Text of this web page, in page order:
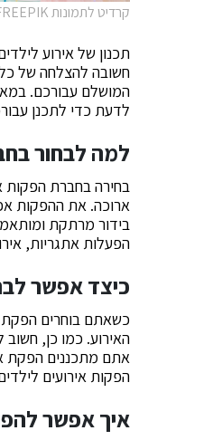
קרדיט לתמונות FREEPIK
תכנון של אירוע
חשובה להצלחה של כל
המושלם עבורכם.
לדעת כדי לתכנן
למה לבחור
בחירה בחברת הפקות
ארוכה. את ההפקות
בידור מרתקת
הפעלות אתגריות,
כיצד אפשר
כשאתם בוחרים הפקת
האירוע. כמו כן,
אתם מתכננים הפקת
הפקות אירועים
איך אפשר